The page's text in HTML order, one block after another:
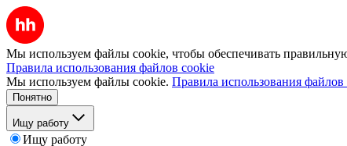
Мы используем файлы cookie, чтобы обеспечивать
Правила использования файлов cookie
Мы используем файлы cookie. Правила использования файлов
Понятно
Ищу работу
Ищу работу